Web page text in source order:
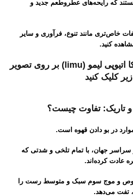
که رایحه‌های عطروطعم جدید و
خاص‌تری مانند تنوع، فرآوری و سایر
کنید.
برای خرید قهوه عربیکا اتیوپی لیمو (limu) بر روی تصویر
زیر کلیک کنید
تفاوت چیست؟
در بو دادن قهوه است.
سراسر جهان، با تمام تلخی و شدتی که
عادت کرده‌اند.
و موج سوم سبک و متوسط ​​رست را
تفت می‌دهد.